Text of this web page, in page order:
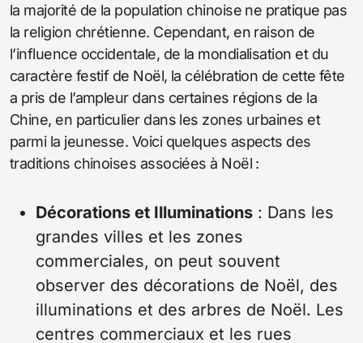
la majorité de la population chinoise ne pratique pas
la religion chrétienne. Cependant, en raison de
l’influence occidentale, de la mondialisation et du
caractère festif de Noël, la célébration de cette fête
a pris de l’ampleur dans certaines régions de la
Chine, en particulier dans les zones urbaines et
parmi la jeunesse. Voici quelques aspects des
traditions chinoises associées à Noël :
Décorations et Illuminations : Dans les
grandes villes et les zones
commerciales, on peut souvent
observer des décorations de Noël, des
illuminations et des arbres de Noël. Les
centres commerciaux et les rues